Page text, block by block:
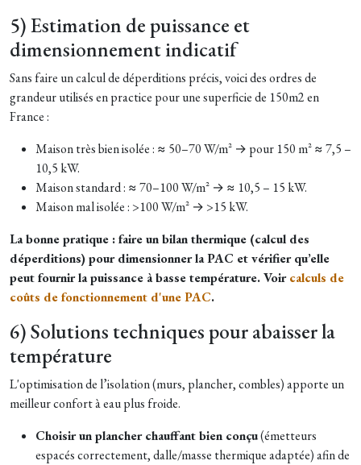
5) Estimation de puissance et
dimensionnement indicatif
Sans faire un calcul de déperditions précis, voici des ordres de
grandeur utilisés en practice pour une superficie de 150m2 en
France :
Maison très bien isolée : ≈ 50–70 W/m² → pour 150 m² ≈ 7,5 –
10,5 kW.
Maison standard : ≈ 70–100 W/m² → ≈ 10,5 – 15 kW.
Maison mal isolée : >100 W/m² → >15 kW.
La bonne pratique : faire un bilan thermique (calcul des
déperditions) pour dimensionner la PAC et vérifier qu’elle
peut fournir la puissance à basse température. Voircalculs de
coûts de fonctionnement d'une PAC.
6) Solutions techniques pour abaisser la
température
L'optimisation de l’isolation (murs, plancher, combles) apporte un
meilleur confort à eau plus froide.
Choisir un plancher chauffant bien conçu(émetteurs
espacés correctement, dalle/masse thermique adaptée) afin de